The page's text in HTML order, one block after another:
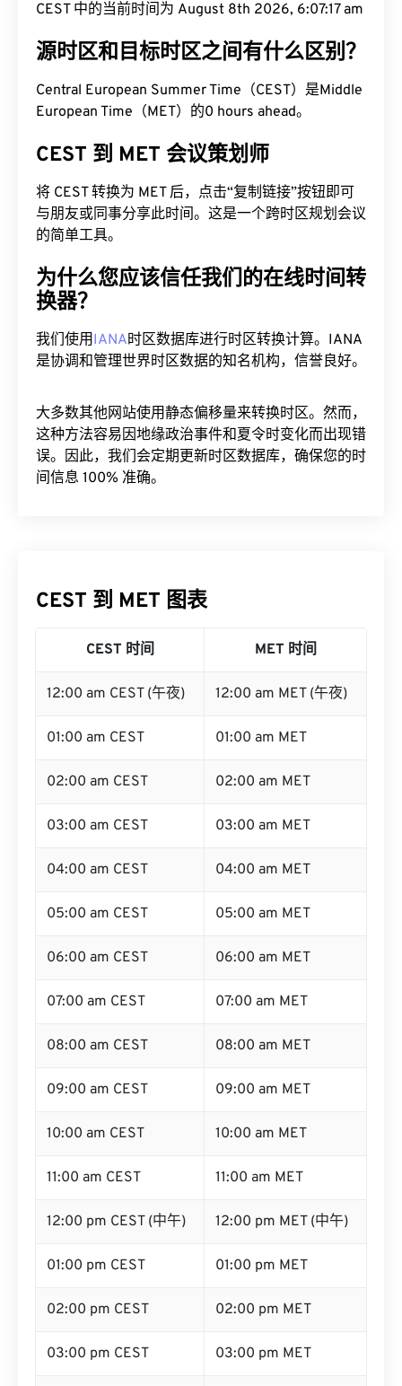
CEST 中的当前时间为 August 8th 2026, 6:07:18 am
源时区和目标时区之间有什么区别？
Central European Summer Time（CEST）是Middle
European Time（MET）的0 hours ahead。
CEST 到 MET 会议策划师
将 CEST 转换为 MET 后，点击“复制链接”按钮即可
与朋友或同事分享此时间。这是一个跨时区规划会议
的简单工具。
为什么您应该信任我们的在线时间转
换器？
我们使用IANA时区数据库进行时区转换计算。IANA
是协调和管理世界时区数据的知名机构，信誉良好。
大多数其他网站使用静态偏移量来转换时区。然而，
这种方法容易因地缘政治事件和夏令时变化而出现错
误。因此，我们会定期更新时区数据库，确保您的时
间信息 100% 准确。
CEST 到 MET 图表
CEST 时间 MET 时间
12:00 am CEST (午夜) 12:00 am MET (午夜)
01:00 am CEST 01:00 am MET
02:00 am CEST 02:00 am MET
03:00 am CEST 03:00 am MET
04:00 am CEST 04:00 am MET
05:00 am CEST 05:00 am MET
06:00 am CEST 06:00 am MET
07:00 am CEST 07:00 am MET
08:00 am CEST 08:00 am MET
09:00 am CEST 09:00 am MET
10:00 am CEST 10:00 am MET
11:00 am CEST 11:00 am MET
12:00 pm CEST (中午) 12:00 pm MET (中午)
01:00 pm CEST 01:00 pm MET
02:00 pm CEST 02:00 pm MET
03:00 pm CEST 03:00 pm MET